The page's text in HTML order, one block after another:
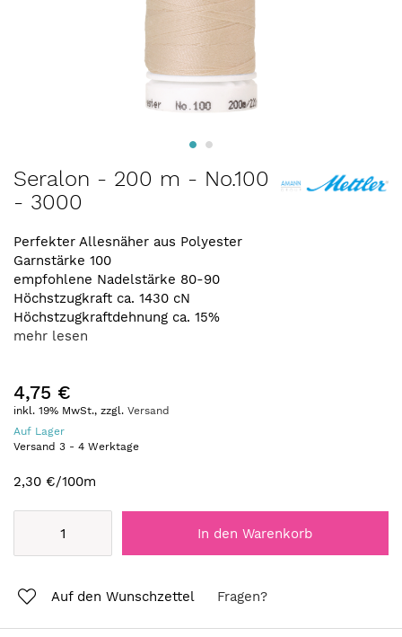
Anfang
der
springen
Seralon - 200 m - No.100
- 3000
Perfekter Allesnäher aus Polyester
Garnstärke 100
empfohlene Nadelstärke 80-90
Höchstzugkraft ca. 1430 cN
Höchstzugkraftdehnung ca. 15%
mehr lesen
4,75 €
inkl. 19% MwSt., zzgl. Versand
Auf Lager
Versand 3 - 4 Werktage
2,30 €/100m
In den Warenkorb
Auf den Wunschzettel Fragen?